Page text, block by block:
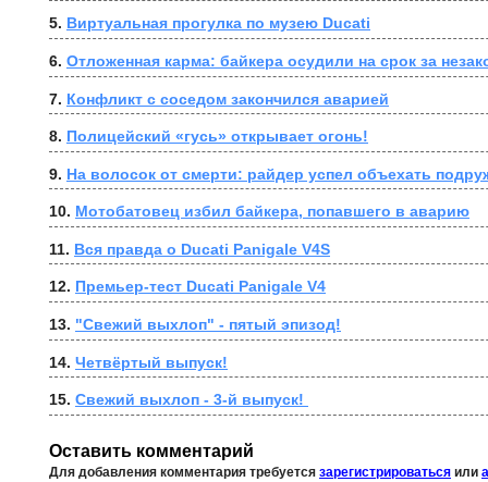
5. Виртуальная прогулка по музею Ducati
6. Отложенная карма: байкера осудили на срок за
7. Конфликт с соседом закончился аварией
8. Полицейский «гусь» открывает огонь!
9. На волосок от смерти: райдер успел объехать
10. Мотобатовец избил байкера, попавшего в аварию
11. Вся правда о Ducati Panigale V4S
12. Премьер-тест Ducati Panigale V4
13. "Свежий выхлоп" - пятый эпизод!
14. Четвёртый выпуск!
15. Свежий выхлоп - 3-й выпуск!
Оставить комментарий
Для добавления комментария требуется зарегистрироваться или